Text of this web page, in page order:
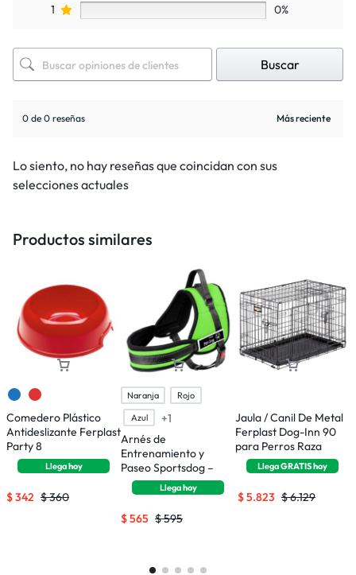
1
0%
Buscar
0 de 0 reseñas
Lo siento, no hay reseñas que coincidan con sus
selecciones actuales
Productos similares
Comedero Plástico
Antideslizante Ferplast
Party 8
Llegahoy
$360
$342
Naranja
Rojo
Azul
+1
Arnés de
Entrenamiento y
Paseo Sportsdog –
Talle S
Llegahoy
$595
$565
Jaula / Canil De Metal
Ferplast Dog-Inn 90
para Perros Raza
Mediana
LlegaGRATIShoy
$6.129
$5.823